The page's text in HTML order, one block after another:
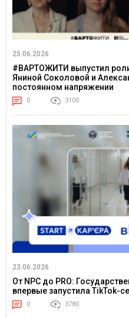
25.06.2026
#ВАРТОЖИТИ выпустил
Яниной Соколовой и
постоянном напряжении
0 3100
23.06.2026
От NPC до PRO:
впервые запустила TikTok-
0 3780